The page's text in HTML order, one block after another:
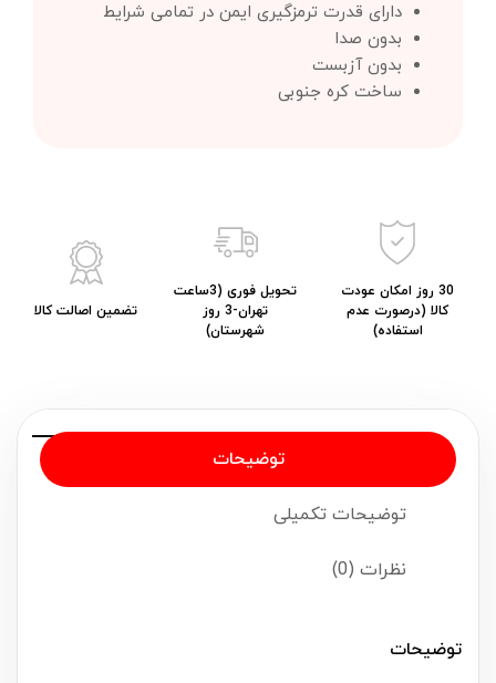
دارای قدرت ترمزگیری ایمن در تمامی شرایط
بدون صدا
بدون آزبست
ساخت کره جنوبی
30 روز امکان عودت
کالا (درصورت عدم
استفاده)
تحویل فوری (3ساعت
تهران-3 روز
شهرستان)
تضمین اصالت کالا
توضیحات
توضیحات تکمیلی
نظرات (0)
توضیحات